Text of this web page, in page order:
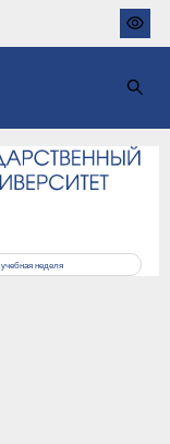
учебная неделя